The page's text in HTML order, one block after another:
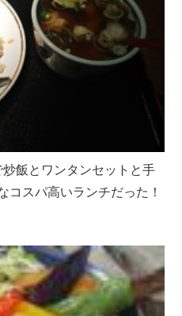
飯とワンタンセットと手
コスパ高いランチだった！